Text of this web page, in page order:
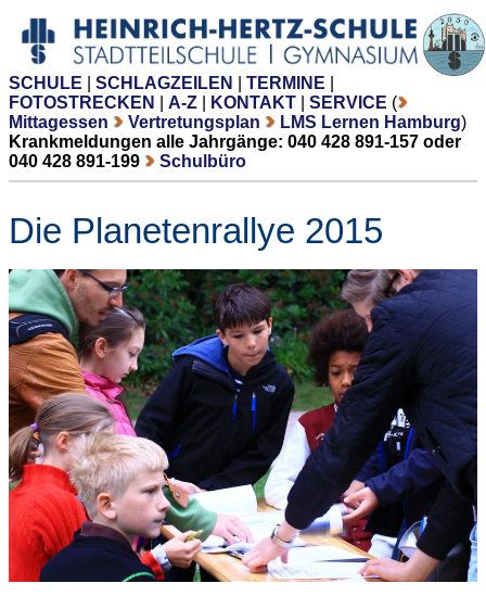
SCHULE SCHLAGZEILEN TERMINE
FOTOSTRECKEN
A-Z KONTAKT SERVICE (
Mittagessen
Vertretungsplan LMS Lernen Hamburg)
Krankmeldungen alle Jahrgänge: 040 428 891-157 oder
040 428 891-199
Schulbüro
Die Planetenrallye 2015